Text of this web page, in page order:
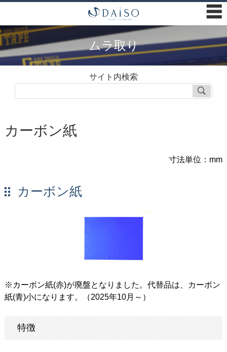
☰
ムラ取り
サイト内検索
カーボン紙
寸法単位：mm
カーボン紙
※カーボン紙(赤)が廃盤となりました。代替品は、カーボン
紙(青)小になります。（2025年10月～）
特徴